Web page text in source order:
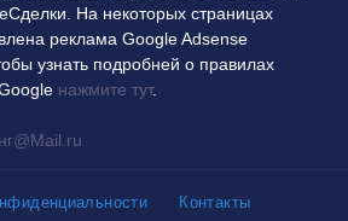
На некоторых страницах
реклама Google Adsense
узнать подробней о правилах
нажмите тут.
Контакты